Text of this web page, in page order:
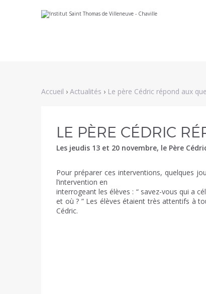
au
personnels
Accueil › Actualités › Le père Cédric répond aux
LE PÈRE CÉDRIC
Les jeudis 13 et 20 novembre, le Père
Pour préparer ces interventions, quelques
l’intervention en
interrogeant les élèves : “ savez-vous qui a
et où ? ” Les élèves étaient très attentifs à
Cédric.